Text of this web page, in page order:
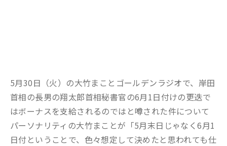
5月30日（火）の大竹まことゴールデンラジオで、岸田
首相の長男の翔太郎首相秘書官の6月1日付けの更迭で
はボーナスを支給されるのではと噂された件について
パーソナリティの大竹まことが「5月末日じゃなく6月1
日付ということで、色々想定して決めたと思われても仕